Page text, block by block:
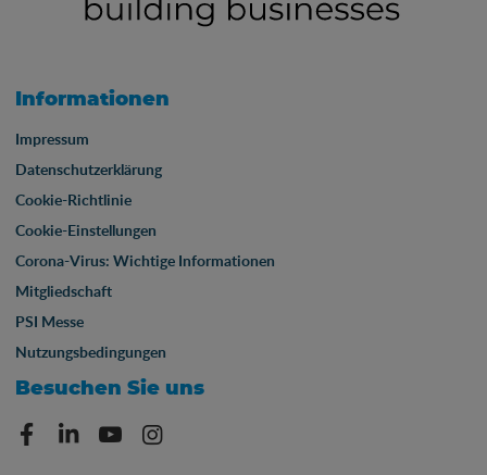
Informationen
Impressum
Datenschutzerklärung
Cookie-Richtlinie
Cookie-Einstellungen
Corona-Virus: Wichtige Informationen
Mitgliedschaft
PSI Messe
Nutzungsbedingungen
Besuchen Sie uns